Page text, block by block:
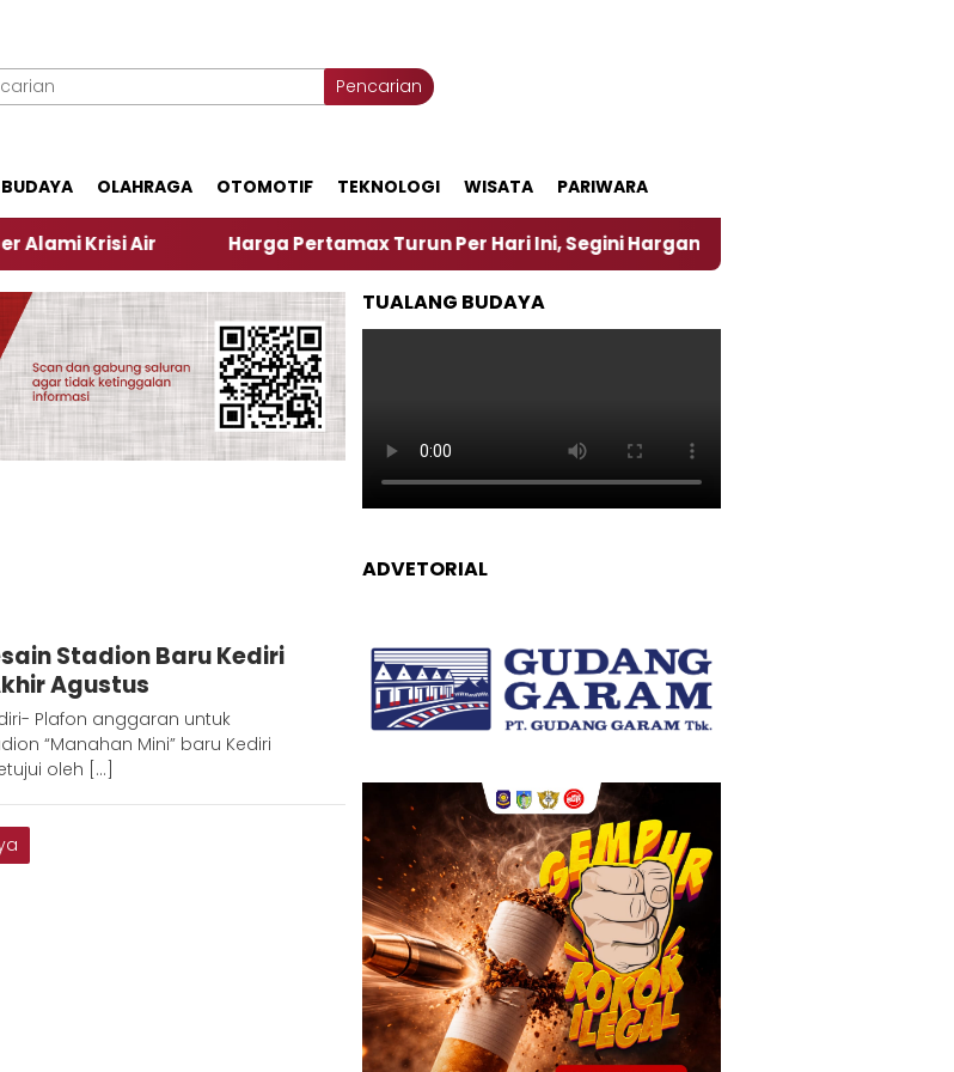
Pencarian
BUDAYA OLAHRAGA OTOMOTIF TEKNOLOGI WISATA PARIWARA
Air Harga Pertamax Turun Per Hari Ini, Segini Harganya ‎Nasirun Maestro Lukis
Stadion Baru Kediri
Agustus
Plafon anggaran untuk
“Manahan Mini” baru Kediri
oleh […]
TUALANG BUDAYA
ADVETORIAL